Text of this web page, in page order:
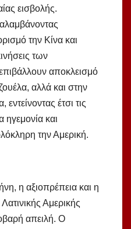
εισβολής.
την Κίνα και
των
αποκλεισμό
αλλά και στην
έτσι τις
ηγεμονία και
την Αμερική.
η αξιοπρέπεια και η
Αμερικής
απειλή. Ο